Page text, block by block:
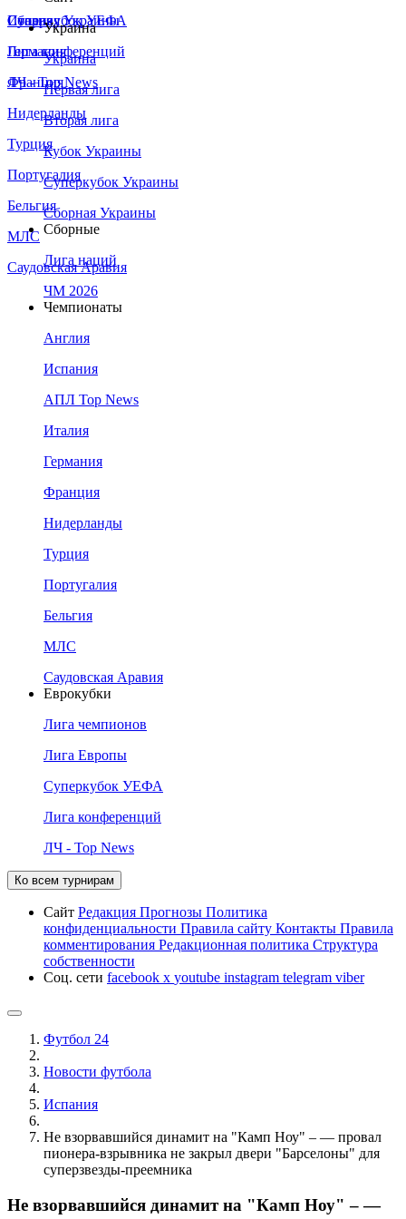
Сборная Украины
Италия
Германия
Франция
Нидерланды
Турция
Португалия
Бельгия
МЛС
Саудовская Аравия
Суперкубок УЕФА
Лига конференций
ЛЧ - Top News
Украина
Украина
Первая лига
Вторая лига
Кубок Украины
Суперкубок Украины
Сборная Украины
Сборные
Лига наций
ЧМ 2026
Чемпионаты
Англия
Испания
АПЛ Top News
Италия
Германия
Франция
Нидерланды
Турция
Португалия
Бельгия
МЛС
Саудовская Аравия
Еврокубки
Лига чемпионов
Лига Европы
Суперкубок УЕФА
Лига конференций
ЛЧ - Top News
Ко всем турнирам
Сайт Редакция Прогнозы Политика
конфиденциальности Правила сайту Контакты Правила
комментирования Редакционная политика Структура
собственности
Соц. сети facebook x youtube instagram telegram viber
Футбол 24
Новости футбола
Испания
Не взорвавшийся динамит на "Камп Ноу" – — провал
пионера-взрывника не закрыл двери "Барселоны" для
суперзвезды-преемника
Не взорвавшийся динамит на "Камп Ноу" – —